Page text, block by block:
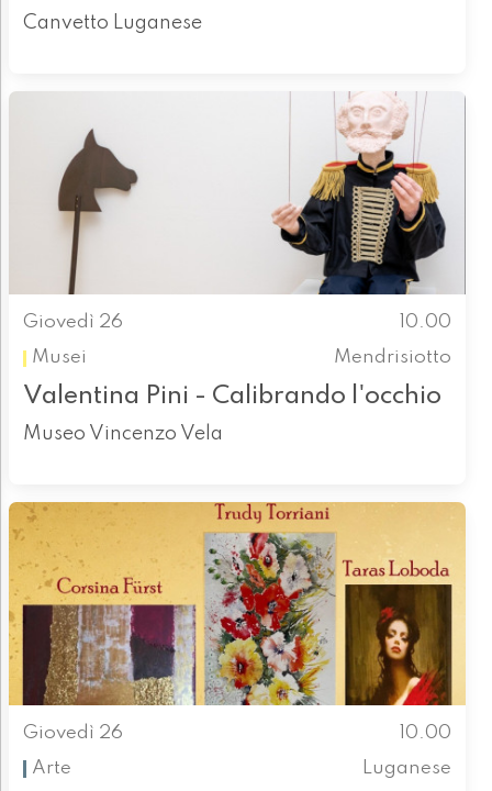
Canvetto Luganese
Giovedì 26
10.00
Musei
Mendrisiotto
Valentina Pini - Calibrando l'occhio
Museo Vincenzo Vela
Giovedì 26
10.00
Arte
Luganese